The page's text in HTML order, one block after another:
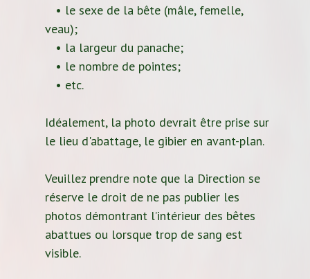
• le sexe de la bête (mâle, femelle,
veau);
• la largeur du panache;
• le nombre de pointes;
• etc.
Idéalement, la photo devrait être prise sur
le lieu d'abattage, le gibier en avant-plan.
Veuillez prendre note que la Direction se
réserve le droit de ne pas publier les
photos démontrant l’intérieur des bêtes
abattues ou lorsque trop de sang est
visible.